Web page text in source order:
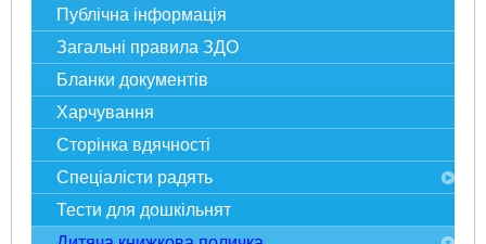
Адміністрація
Спеціалісти
Наше життя
Статті у ЗМІ
Досягнення і нагороди
Розумники
Всезнайки
Несумуйки
Пустунчики
Фантазерики
Цікавинки
Публічна інформація
Загальні правила ЗДО
Бланки документів
Харчування
Сторінка вдячності
Спеціалісти радять
Педагогічна служба
Тести для дошкільнят